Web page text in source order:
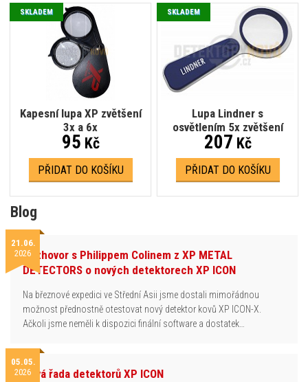
Kapesní lupa XP zvětšení
3x a 6x
SKLADEM
95 Kč
PŘIDAT DO KOŠÍKU
Lupa Lindner s
osvětlením 5x zvětšení
SKLADEM
207 Kč
PŘIDAT DO KOŠÍKU
Blog
21.06.
2026Rozhovor s Philippem Colinem z XP METAL
DETECTORS o nových detektorech XP ICON
Na březnové expedici ve Střední Asii jsme dostali mimořádnou
možnost přednostně otestovat nový detektor kovů XP ICON-X.
Ačkoli jsme neměli k dispozici finální software a dostatek…
05.05.
2026Nová řada detektorů XP ICON